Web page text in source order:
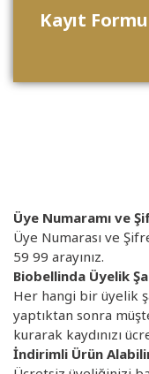
Kayıt Formu
Üye Numaramı ve
Üye Numarası ve
59 99 arayınız.
Biobellinda Üyelik
Her hangi bir üyelik
yaptıktan sonra
kurarak kaydınızı
İndirimli Ürün